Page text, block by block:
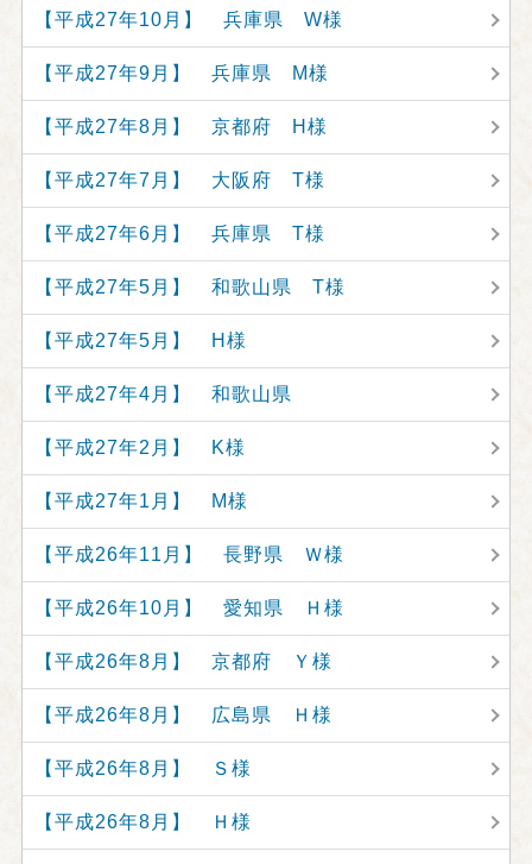
【平成27年10月】 兵庫県 W様
【平成27年9月】 兵庫県 M様
【平成27年8月】 京都府 H様
【平成27年7月】 大阪府 T様
【平成27年6月】 兵庫県 T様
【平成27年5月】 和歌山県 T様
【平成27年5月】 H様
【平成27年4月】 和歌山県
【平成27年2月】 K様
【平成27年1月】 M様
【平成26年11月】 長野県 Ｗ様
【平成26年10月】 愛知県 Ｈ様
【平成26年8月】 京都府 Ｙ様
【平成26年8月】 広島県 Ｈ様
【平成26年8月】 Ｓ様
【平成26年8月】 Ｈ様